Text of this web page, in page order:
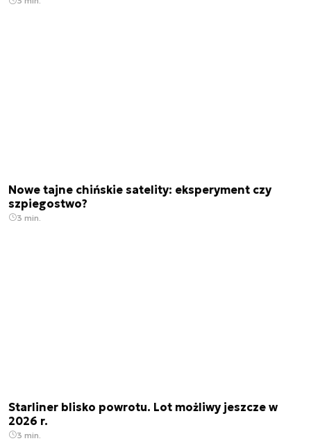
Nowe tajne chińskie satelity: eksperyment czy
szpiegostwo?
3 min.
Starliner blisko powrotu. Lot możliwy jeszcze w
2026 r.
3 min.